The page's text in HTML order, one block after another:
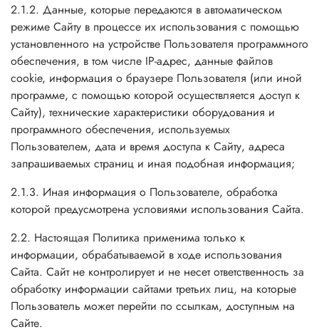
2.1.2. Данные, которые передаются в автоматическом
режиме Сайту в процессе их использования с помощью
установленного на устройстве Пользователя программного
обеспечения, в том числе IP-адрес, данные файлов
cookie, информация о браузере Пользователя (или иной
программе, с помощью которой осуществляется доступ к
Сайту), технические характеристики оборудования и
программного обеспечения, используемых
Пользователем, дата и время доступа к Сайту, адреса
запрашиваемых страниц и иная подобная информация;
2.1.3. Иная информация о Пользователе, обработка
которой предусмотрена условиями использования Сайта.
2.2. Настоящая Политика применима только к
информации, обрабатываемой в ходе использования
Сайта. Сайт не контролирует и не несет ответственность за
обработку информации сайтами третьих лиц, на которые
Пользователь может перейти по ссылкам, доступным на
Сайте.